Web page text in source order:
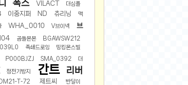
폭스 VILACT
더심플
이중지퍼 ND 츄리닝 맥
WHA_0010 V브이넥
브
곰돌몬몬 BGAWSW212
족쇄드로잉
띵킹몬스빌
P000BJZJ SMA_0392 더
정전기방지 간트
리버
DM21-T-72 제트씨 반달이